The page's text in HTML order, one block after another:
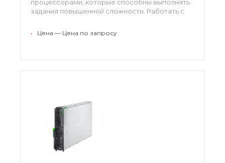
процессорами, которые способны выполнять
задания повышенной сложности. Работать с
• Цена — Цена по запросу